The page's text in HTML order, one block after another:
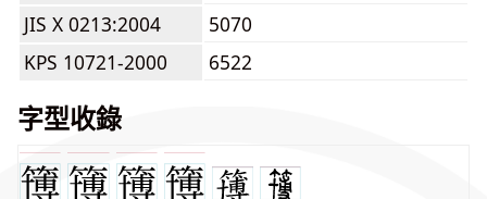
JIS X 0213:2004
5070
KPS 10721-2000
6522
字型收錄